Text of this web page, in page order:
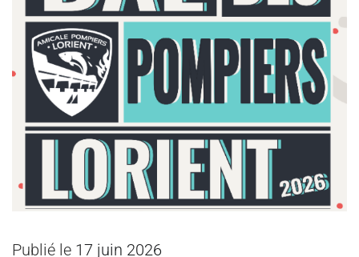
Publié le 17 juin 2026